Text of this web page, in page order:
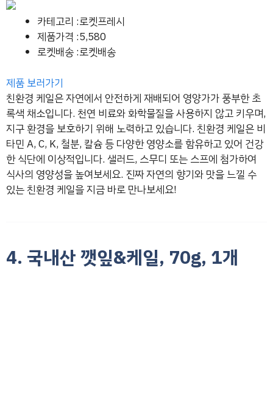
카테고리 :로켓프레시
제품가격 :5,580
로켓배송 :로켓배송
제품 보러가기
친환경 케일은 자연에서 안전하게 재배되어 영양가가 풍부한 초
록색 채소입니다. 천연 비료와 화학물질을 사용하지 않고 키우며,
지구 환경을 보호하기 위해 노력하고 있습니다. 친환경 케일은 비
타민 A, C, K, 철분, 칼슘 등 다양한 영양소를 함유하고 있어 건강
한 식단에 이상적입니다. 샐러드, 스무디 또는 스프에 첨가하여
식사의 영양성을 높여보세요. 진짜 자연의 향기와 맛을 느낄 수
있는 친환경 케일을 지금 바로 만나보세요!
4. 국내산 깻잎&케일, 70g, 1개